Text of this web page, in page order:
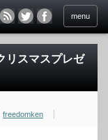
menu
リスマスプレゼ
freedomken